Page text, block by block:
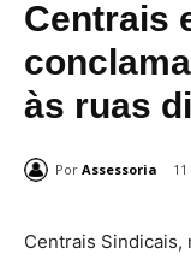
Centrais
às ruas
Por Assessoria
Centrais Sindicais,